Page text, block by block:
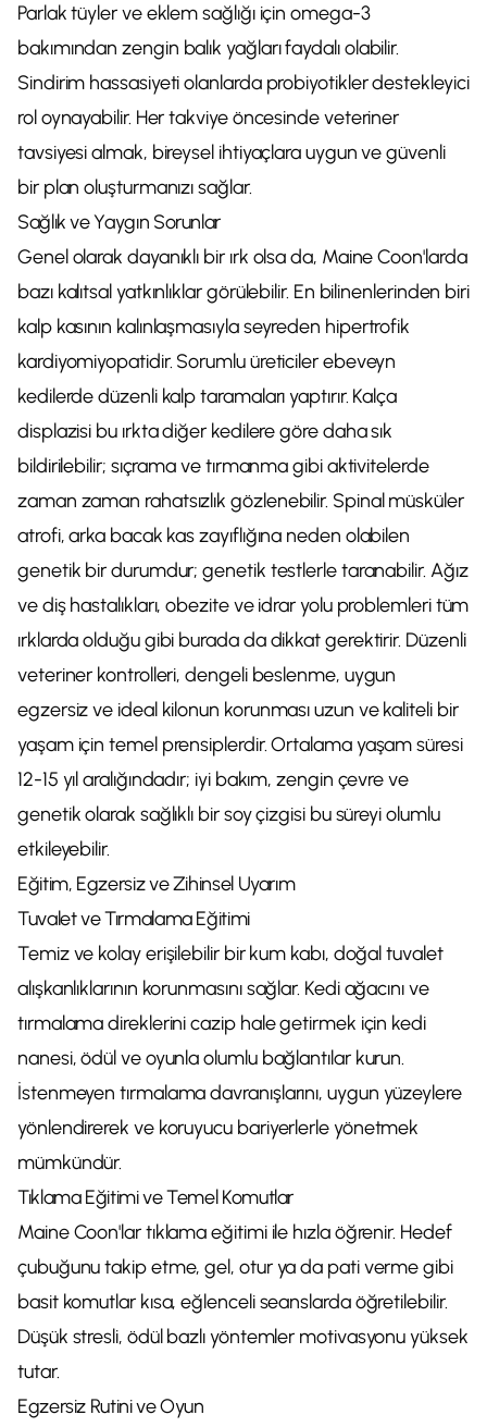
Parlak tüyler ve eklem sağlığı için omega-3
bakımından zengin balık yağları faydalı olabilir.
Sindirim hassasiyeti olanlarda probiyotikler destekleyici
rol oynayabilir. Her takviye öncesinde veteriner
tavsiyesi almak, bireysel ihtiyaçlara uygun ve güvenli
bir plan oluşturmanızı sağlar.
Sağlık ve Yaygın Sorunlar
Genel olarak dayanıklı bir ırk olsa da, Maine Coon'larda
bazı kalıtsal yatkınlıklar görülebilir. En bilinenlerinden biri
kalp kasının kalınlaşmasıyla seyreden hipertrofik
kardiyomiyopatidir. Sorumlu üreticiler ebeveyn
kedilerde düzenli kalp taramaları yaptırır. Kalça
displazisi bu ırkta diğer kedilere göre daha sık
bildirilebilir; sıçrama ve tırmanma gibi aktivitelerde
zaman zaman rahatsızlık gözlenebilir. Spinal müsküler
atrofi, arka bacak kas zayıflığına neden olabilen
genetik bir durumdur; genetik testlerle taranabilir. Ağız
ve diş hastalıkları, obezite ve idrar yolu problemleri tüm
ırklarda olduğu gibi burada da dikkat gerektirir. Düzenli
veteriner kontrolleri, dengeli beslenme, uygun
egzersiz ve ideal kilonun korunması uzun ve kaliteli bir
yaşam için temel prensiplerdir. Ortalama yaşam süresi
12-15 yıl aralığındadır; iyi bakım, zengin çevre ve
genetik olarak sağlıklı bir soy çizgisi bu süreyi olumlu
etkileyebilir.
Eğitim, Egzersiz ve Zihinsel Uyarım
Tuvalet ve Tırmalama Eğitimi
Temiz ve kolay erişilebilir bir kum kabı, doğal tuvalet
alışkanlıklarının korunmasını sağlar. Kedi ağacını ve
tırmalama direklerini cazip hale getirmek için kedi
nanesi, ödül ve oyunla olumlu bağlantılar kurun.
İstenmeyen tırmalama davranışlarını, uygun yüzeylere
yönlendirerek ve koruyucu bariyerlerle yönetmek
mümkündür.
Tıklama Eğitimi ve Temel Komutlar
Maine Coon'lar tıklama eğitimi ile hızla öğrenir. Hedef
çubuğunu takip etme, gel, otur ya da pati verme gibi
basit komutlar kısa, eğlenceli seanslarda öğretilebilir.
Düşük stresli, ödül bazlı yöntemler motivasyonu yüksek
tutar.
Egzersiz Rutini ve Oyun